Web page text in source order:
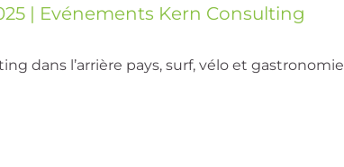
| Evénements Kern Consulting
dans l’arrière pays, surf, vélo et gastronomie